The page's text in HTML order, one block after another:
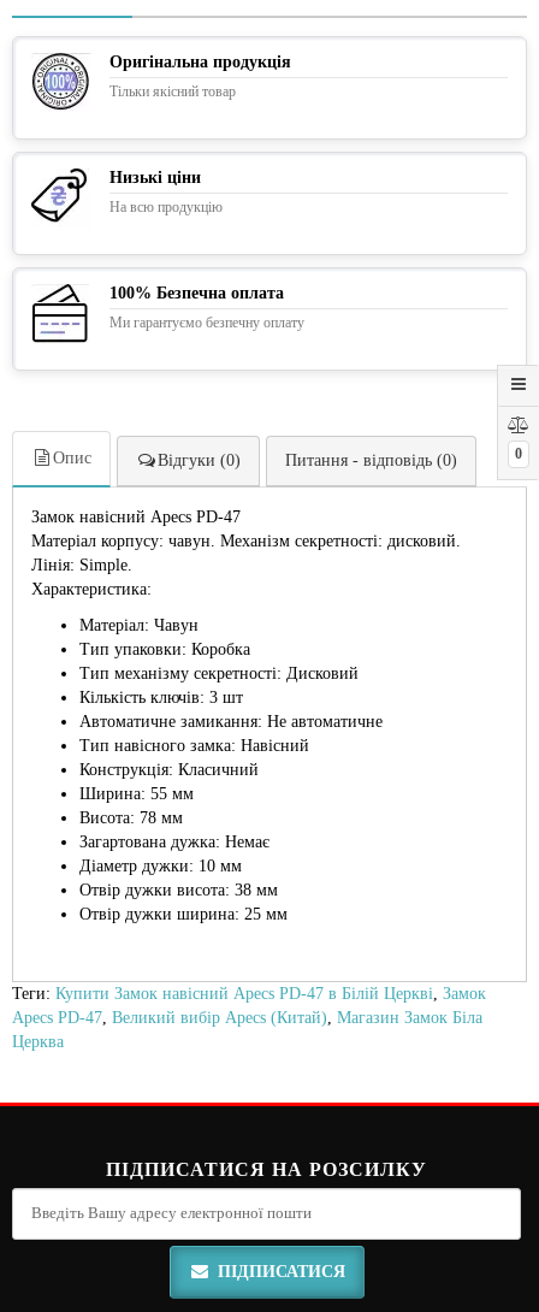
0
Оригінальна продукція
Тільки якісний товар
Низькі ціни
На всю продукцію
100% Безпечна оплата
Ми гарантуємо безпечну оплату
Опис Відгуки (0) Питання - відповідь (0)
Замок навісний Apecs PD-47
Матеріал корпусу: чавун. Механізм секретності: дисковий.
Лінія: Simple.
Характеристика:
Матеріал: Чавун
Тип упаковки: Коробка
Тип механізму секретності: Дисковий
Кількість ключів: 3 шт
Автоматичне замикання: Не автоматичне
Тип навісного замка: Навісний
Конструкція: Класичний
Ширина: 55 мм
Висота: 78 мм
Загартована дужка: Немає
Діаметр дужки: 10 мм
Отвір дужки висота: 38 мм
Отвір дужки ширина: 25 мм
Теги: Купити Замок навісний Apecs PD-47 в Білій Церкві Замок
Apecs PD-47 Великий вибір Apecs (Китай) Магазин Замок Біла
Церква
ПІДПИСАТИСЯ НА РОЗСИЛКУ
ПІДПИСАТИСЯ